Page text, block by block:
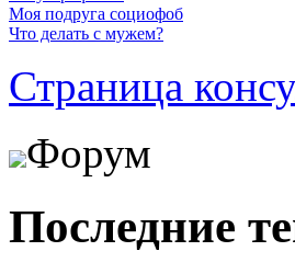
Моя подруга социофоб
Что делать с мужем?
Страница
Форум
Последние